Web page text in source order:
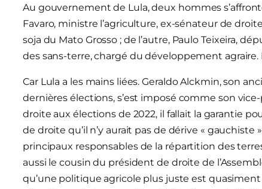
Au gouvernement de Lula, deux hommes
Favaro, ministre l’agriculture, ex-sénateur de
soja du Mato Grosso ; de l’autre, Paulo Teixeira,
des sans-terre, chargé du développement
Car Lula a les mains liées. Geraldo Alckmin, son
dernières élections, s’est imposé comme son
droite aux élections de 2022, il fallait la garantie
de droite qu’il n’y aurait pas de dérive «
principaux responsables de la répartition des
aussi le cousin du président de droite de
qu’une politique agricole plus juste est